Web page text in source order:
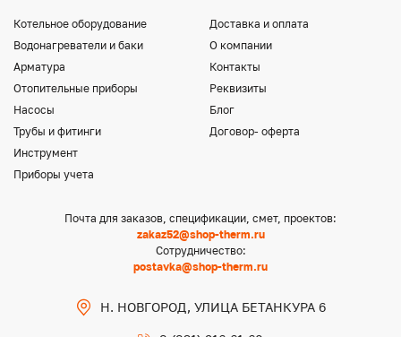
Котельное оборудование
Водонагреватели и баки
Арматура
Отопительные приборы
Насосы
Трубы и фитинги
Инструмент
Приборы учета
Доставка и оплата
О компании
Контакты
Реквизиты
Блог
Договор- оферта
Почта для заказов, спецификации, смет, проектов:
zakaz52@shop-therm.ru
Сотрудничество:
postavka@shop-therm.ru
Н. НОВГОРОД, УЛИЦА БЕТАНКУРА 6